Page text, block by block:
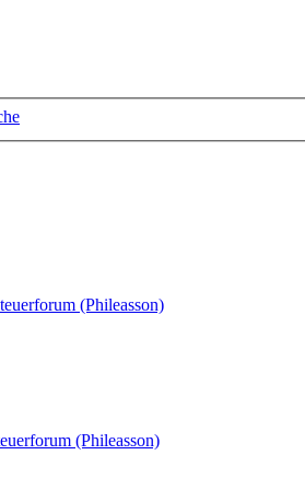
(Phileasson)
(Phileasson)